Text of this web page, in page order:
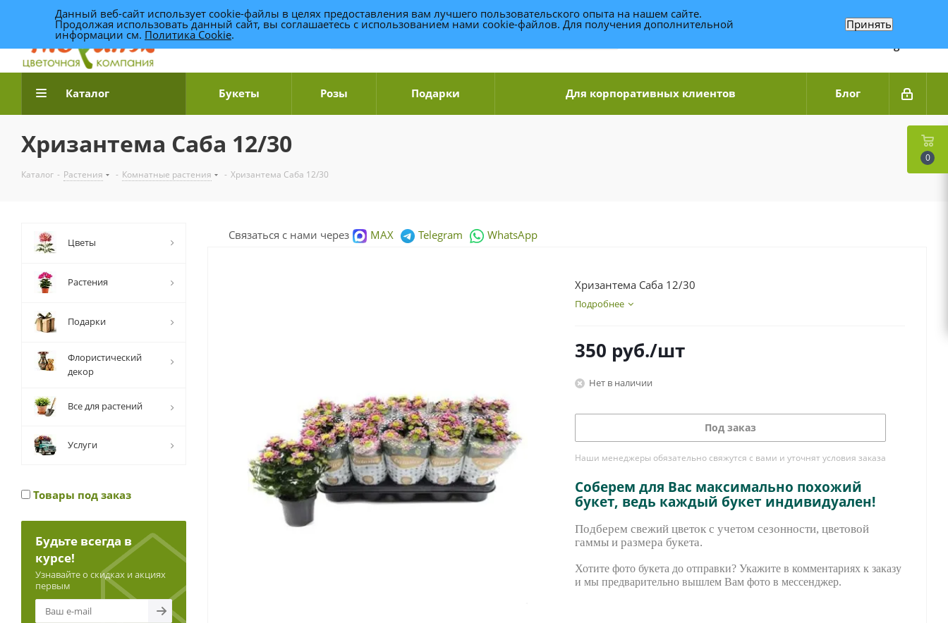
Доставка цветов по Уфе +7 (989) 95-14-014
Связаться по WhatsApp
Каталог Букеты Розы Подарки Для корпоративных клиентов Блог
Хризантема Саба 12/30
Каталог - Растения - Комнатные растения - Хризантема Саба 12/30
Связаться с нами через MAX Telegram WhatsApp
Хризантема Саба 12/30
Подробнее
350 руб./шт
Нет в наличии
Под заказ
Наши менеджеры обязательно свяжутся с вами и уточнят условия заказа
Соберем для Вас максимально похожий
букет, ведь каждый букет индивидуален!
Подберем свежий цветок с учетом сезонности, цветовой
гаммы и размера букета.
Хотите фото букета до отправки? Укажите в комментариях к заказу
и мы предварительно вышлем Вам фото в мессенджер.
Цветы
Растения
Подарки
Флористический
декор
Все для растений
Услуги
Товары под заказ
Будьте всегда в
курсе!
Узнавайте о скидках и акциях
первым
0
Данный веб-сайт использует cookie-файлы в целях предоставления вам лучшего пользовательского опыта на нашем сайте.
Продолжая использовать данный сайт, вы соглашаетесь с использованием нами cookie-файлов. Для получения дополнительной
информации см. Политика Cookie.
Принять